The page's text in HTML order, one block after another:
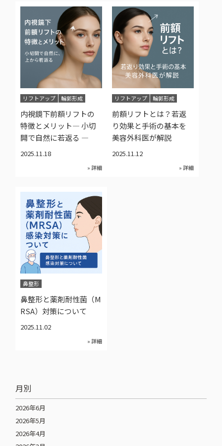
リフトアップ 輪郭形成
内視鏡下前額リフトの
特徴とメリット― 小切
開で自然に若返る ―
2025.11.18
» 詳細
リフトアップ 輪郭形成
前額リフトとは？若返
り効果と手術の基本を
美容外科医が解説
2025.11.12
» 詳細
鼻整形
鼻整形と薬剤耐性菌（M
RSA）対策について
2025.11.02
» 詳細
月別
2026年6月
2026年5月
2026年4月